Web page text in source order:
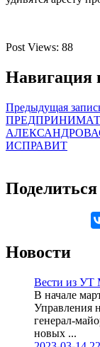
Post Views: 88
Навигация
Предыдущая
АЛЕКСАНДРОВА
ИСПРАВИТ
Поделиться
Новости
Вести из
В начале
Управления
генерал-
новых ...